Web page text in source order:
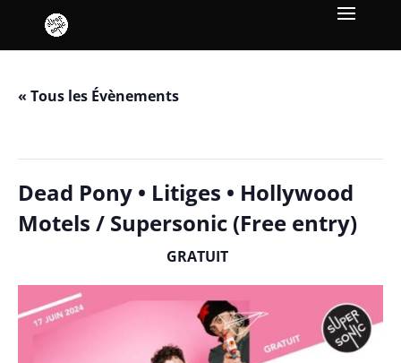
« Tous les Évènements
Dead Pony • Litiges • Hollywood
Motels / Supersonic (Free entry)
GRATUIT